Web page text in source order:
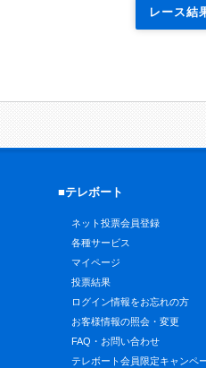
レース結
■テレボート
ネット投票会員登録
各種サービス
マイページ
投票結果
ログイン情報をお忘れの方
お客様情報の照会・変更
FAQ・お問い合わせ
テレボート会員限定キャンペ